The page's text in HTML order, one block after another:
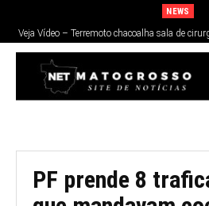
NEWS
Veja Vídeo – Terremoto chacoalha sala de
no Japão; veja
PF prende 8